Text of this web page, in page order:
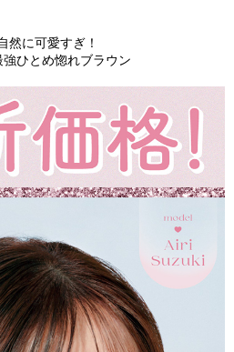
然に可愛すぎ！
ひとめ惚れブラウン